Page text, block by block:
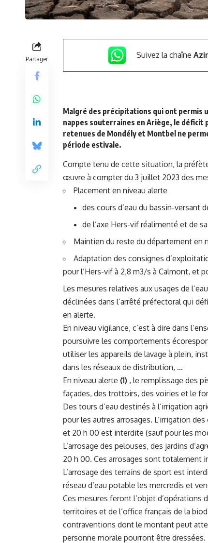
Partager Suivez la chaîne
Malgré des précipitations qui ont permis
nappes souterraines en Ariège, le
retenues de Mondély et Montbel ne
période estivale.
Compte tenu de cette situation, la
œuvre à compter du 3 juillet 2023 des
Placement en niveau alerte
des cours d’eau du bassin-versant
de l’axe Hers-vif réalimenté et de
Maintien du reste du département en
Adaptation des consignes
pour l’Hers-vif à 2,8 m3/s à Calmont, et
Les mesures relatives aux usages de
déclinées dans l’arrêté préfectoral qui
en alerte.
En niveau vigilance, c’est à dire dans
poursuivre les comportements
utiliser les appareils de lavage à plein,
dans les réseaux de distribution, …
En niveau alerte (1) , le remplissage des
façades, des trottoirs, des voiries et le
Des tours d’eau destinés à l’irrigation
pour les autres arrosages. L’irrigation
et 20 h 00 est interdite (sauf pour les
L’arrosage des pelouses, des jardins
20 h 00. Ces arrosages sont totalement
L’arrosage des terrains de sport est
réseau d’eau potable les mercredis et
Ces mesures feront l’objet
territoires et de l’office français de la
contraventions dont le montant peut
personne morale pourront être dressées.